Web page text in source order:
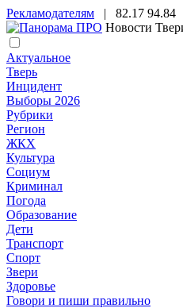
Рекламодателям | 82.17 94.84
Новости
Актуальное
Тверь
Инцидент
Выборы 2026
Рубрики
Регион
ЖКХ
Культура
Социум
Криминал
Погода
Образование
Дети
Транспорт
Спорт
Звери
Здоровье
Говори и пиши правильно